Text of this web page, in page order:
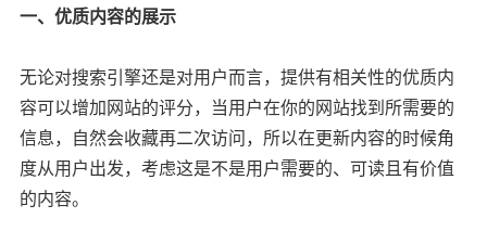
一、优质内容的展示
无论对搜索引擎还是对用户而言，提供有相关性的优质内
容可以增加网站的评分，当用户在你的网站找到所需要的
信息，自然会收藏再二次访问，所以在更新内容的时候角
度从用户出发，考虑这是不是用户需要的、可读且有价值
的内容。